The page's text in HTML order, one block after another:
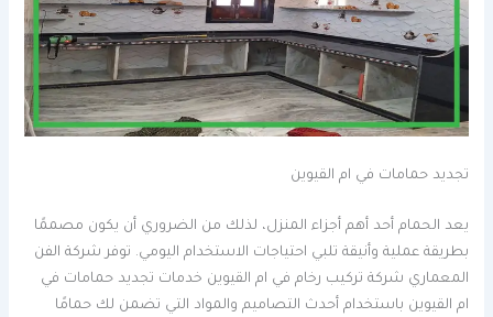
تجديد حمامات في ام القيوين
يعد الحمام أحد أهم أجزاء المنزل، لذلك من الضروري أن يكون مصممًا
بطريقة عملية وأنيقة تلبي احتياجات الاستخدام اليومي. توفر شركة الفن
المعماري شركة تركيب رخام في ام القيوين خدمات تجديد حمامات في
ام القيوين باستخدام أحدث التصاميم والمواد التي تضمن لك حمامًا